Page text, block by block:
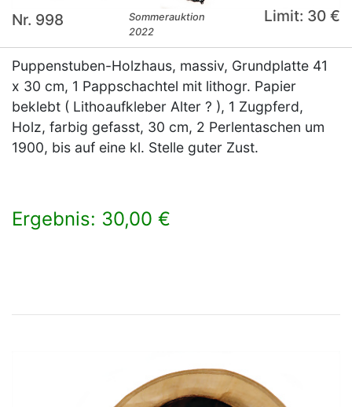
Nr. 998
Sommerauktion
2022
Limit: 30 €
Puppenstuben-Holzhaus, massiv, Grundplatte 41
x 30 cm, 1 Pappschachtel mit lithogr. Papier
beklebt ( Lithoaufkleber Alter ? ), 1 Zugpferd,
Holz, farbig gefasst, 30 cm, 2 Perlentaschen um
1900, bis auf eine kl. Stelle guter Zust.
Ergebnis: 30,00 €